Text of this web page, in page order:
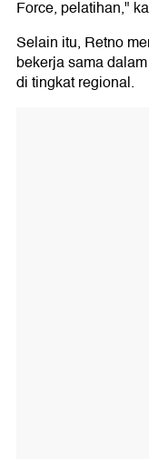
Force, pelatihan,"
Selain itu, Retno
bekerja sama
di tingkat regional.